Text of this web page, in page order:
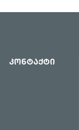
კონტაქტი